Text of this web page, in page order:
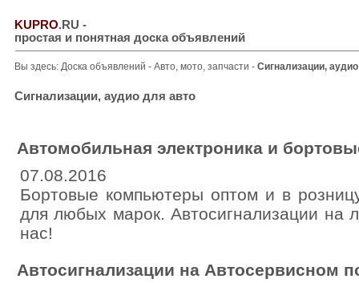
KUPRO.RU -
простая и понятная доска объявлений
Вы здесь: Доска объявлений - Авто, мото, запчасти - Сигнализации,
Сигнализации, аудио для авто
Автомобильная электроника и
07.08.2016
Бортовые компьютеры оптом и в
для любых марок. Автосигнализации
нас!
Автосигнализации на Автосервисном